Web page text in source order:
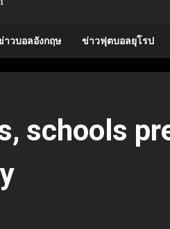
าวบอลอังกฤษ ข่าวฟุตบอลยุโรป
schools